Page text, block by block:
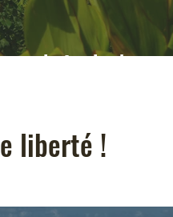
de foudre !
liberté !